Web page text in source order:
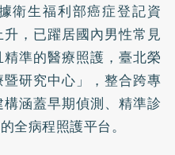
衛生福利部癌症登記資
，已躍居國內男性常見
準的醫療照護，臺北榮
研究中心」，整合跨專
涵蓋早期偵測、精準診
全病程照護平台。